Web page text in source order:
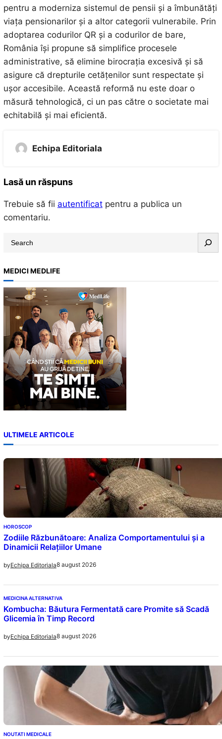
pentru a moderniza sistemul de pensii și a îmbunătăți
viața pensionarilor și a altor categorii vulnerabile. Prin
adoptarea codurilor QR și a codurilor de bare,
România își propune să simplifice procesele
administrative, să elimine birocrația excesivă și să
asigure că drepturile cetățenilor sunt respectate și
ușor accesibile. Această reformă nu este doar o
măsură tehnologică, ci un pas către o societate mai
echitabilă și mai eficientă.
Echipa Editoriala
Lasă un răspuns
Trebuie să fii autentificatpentru a publica un
comentariu.
r
c
h
MEDICI MEDLIFE
ULTIMELE ARTICOLE
HOROSCOP
Zodiile Răzbunătoare: Analiza Comportamentului și a
Dinamicii Relațiilor Umane
byEchipa Editoriala8 august 2026
MEDICINA ALTERNATIVA
Kombucha: Băutura Fermentată care Promite să Scadă
Glicemia în Timp Record
byEchipa Editoriala8 august 2026
NOUTATI MEDICALE